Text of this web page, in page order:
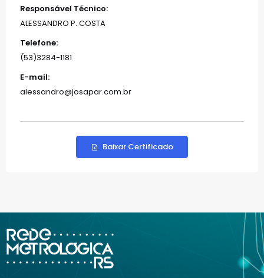
Responsável Técnico:
ALESSANDRO P. COSTA
Telefone:
(53)3284-1181
E-mail:
alessandro@josapar.com.br
Baixar Certificado